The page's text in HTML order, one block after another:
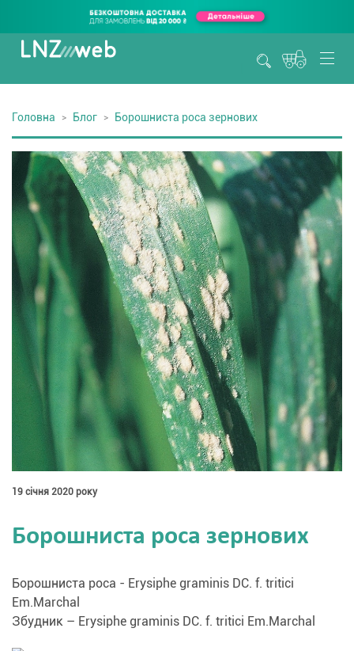
Головна Блог Борошниста роса зернових
19 січня 2020 року
Борошниста роса зернових
Борошниста роса - Erysiphe graminis DC. f. tritici
Em.Marchal
Збудник – Erysiphe graminis DC. f. tritici Em.Marchal